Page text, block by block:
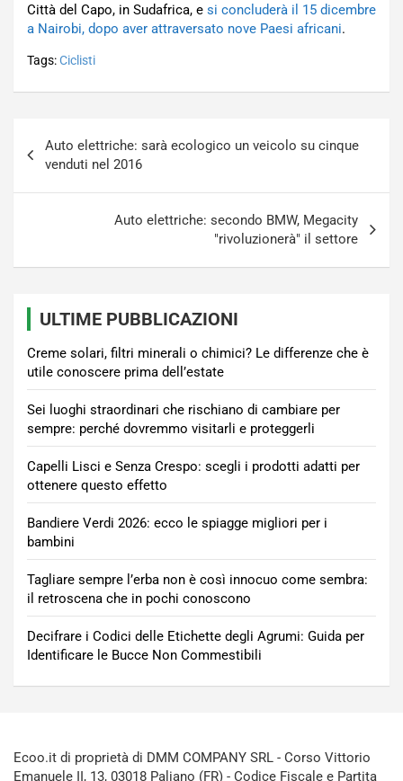
Città del Capo, in Sudafrica, e si concluderà il 15 dicembre
a Nairobi, dopo aver attraversato nove Paesi africani.
Tags:Ciclisti
articoli
Auto elettriche: sarà ecologico un veicolo su cinque
venduti nel 2016
Auto elettriche: secondo BMW, Megacity
"rivoluzionerà" il settore
ULTIME PUBBLICAZIONI
Creme solari, filtri minerali o chimici? Le differenze che è
utile conoscere prima dell’estate
Sei luoghi straordinari che rischiano di cambiare per
sempre: perché dovremmo visitarli e proteggerli
Capelli Lisci e Senza Crespo: scegli i prodotti adatti per
ottenere questo effetto
Bandiere Verdi 2026: ecco le spiagge migliori per i
bambini
Tagliare sempre l’erba non è così innocuo come sembra:
il retroscena che in pochi conoscono
Decifrare i Codici delle Etichette degli Agrumi: Guida per
Identificare le Bucce Non Commestibili
Ecoo.it di proprietà di DMM COMPANY SRL - Corso Vittorio
Emanuele II, 13, 03018 Paliano (FR) - Codice Fiscale e Partita